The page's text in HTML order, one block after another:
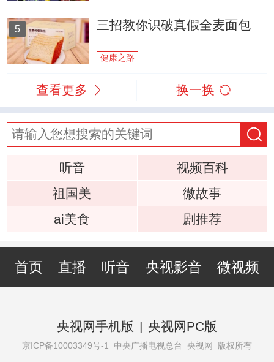
5 三招教你识破真假全麦面包
健康之路
查看更多 换一换
听音
视频百科
祖国美
微故事
ai美食
剧推荐
首页 直播 听音 央视影音 微视频
央视网手机版 | 央视网PC版
京ICP备10003349号-1 中央广播电视总台 央视网 版权所有